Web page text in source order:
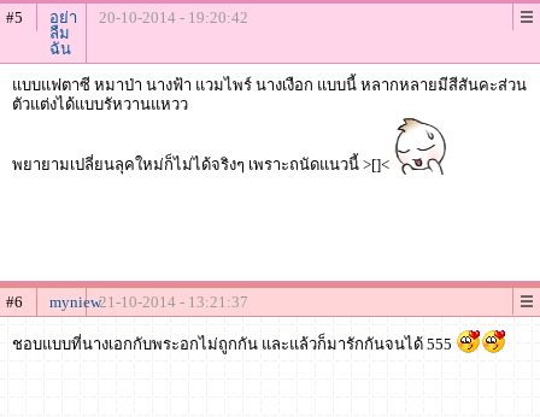
#5
อย่า
ลืม
ฉัน
20-10-2014 - 19:20:42
แบบแฟตาซี หมาป่า นางฟ้า แวมไพร์ นางเงือก แบบนี้ หลากหลายมีสีสันคะส่วน
ตัวแต่งได้แบบรัหวานแหวว
พยายามเปลี่ยนลุคใหม่ก็ไม่ได้จริงๆ เพราะถนัดแนวนี้ >[]<
#6 myniew21-10-2014 - 13:21:37
ชอบแบบที่นางเอกกับพระอกไม่ถูกกัน และแล้วก็มารักกันจนได้ 555